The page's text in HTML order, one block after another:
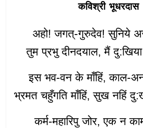
कविश्री भूधरदास
अहो! जगत्-गुरुदेव! सुनिये
तुम प्रभु दीनदयाल, मैं
इस भव-वन के माँहिं, काल-
भ्रमत चहुँगति माँहिं, सुख नहिं
कर्म-महारिपु जोर, एक न